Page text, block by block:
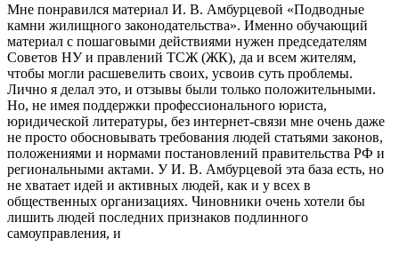
Мне понравился материал И. В. Амбурцевой «Подводные
камни жилищного законодательства». Именно обучающий
материал с пошаговыми действиями нужен председателям
Советов НУ и правлений ТСЖ (ЖК), да и всем жителям,
чтобы могли расшевелить своих, усвоив суть проблемы.
Лично я делал это, и отзывы были только положительными.
Но, не имея поддержки профессионального юриста,
юридической литературы, без интернет-связи мне очень даже
не просто обосновывать требования людей статьями законов,
положениями и нормами постановлений правительства РФ и
региональными актами. У И. В. Амбурцевой эта база есть, но
не хватает идей и активных людей, как и у всех в
общественных организациях. Чиновники очень хотели бы
лишить людей последних признаков подлинного
самоуправления, и